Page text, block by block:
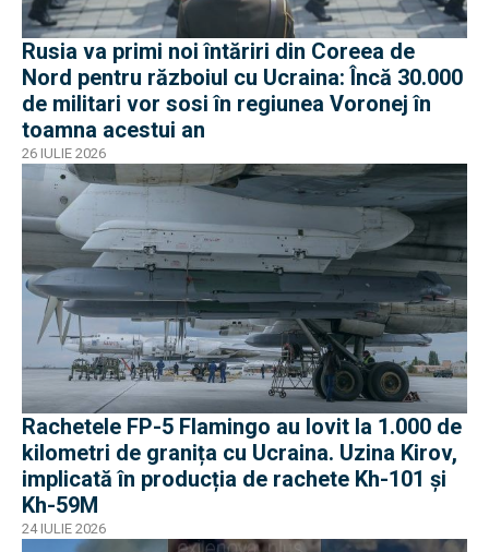
Rusia va primi noi întăriri din Coreea de
Nord pentru războiul cu Ucraina: Încă 30.000
de militari vor sosi în regiunea Voronej în
toamna acestui an
26 IULIE 2026
Rachetele FP-5 Flamingo au lovit la 1.000 de
kilometri de granița cu Ucraina. Uzina Kirov,
implicată în producția de rachete Kh-101 și
Kh-59M
24 IULIE 2026